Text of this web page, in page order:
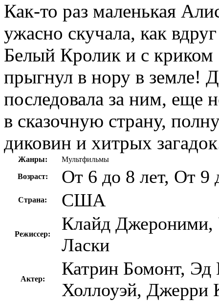
Как-то раз маленькая
ужасно скучала, как
Белый Кролик и с
прыгнул в нору в земле!
последовала за ним, еще
в сказочную страну,
диковин и хитрых
Жанры: Мультфильмы
Возраст: От 6 до 8 лет, От 9
Страна: США
Режиссер:
Клайд Джероними,
Ласки
Актер:
Катрин Бомонт, Эд
Холлоуэй, Джерри